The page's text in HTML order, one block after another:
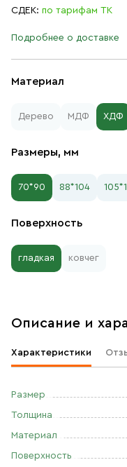
Материал
Дерево МДФ ХДФ
Размеры, мм
70*90 88*104
Поверхность
гладкая ковчег
СДЕК: по тарифам ТК
Подробнее о доставке
Описание и
Характеристики
Размер
Толщина
Материал
Поверхность